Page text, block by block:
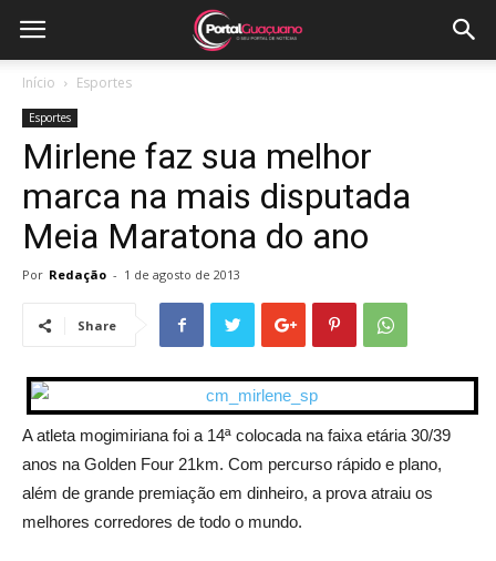
Início Esportes
Esportes
Mirlene faz sua melhor
marca na mais disputada
Meia Maratona do ano
Por Redação - 1 de agosto de 2013
Share
A atleta mogimiriana foi a 14ª colocada na faixa etária 30/39
anos na Golden Four 21km. Com percurso rápido e plano,
além de grande premiação em dinheiro, a prova atraiu os
melhores corredores de todo o mundo.